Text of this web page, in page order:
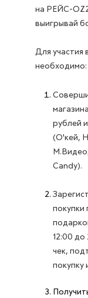
на РЕЙС-
выигрывай
Для участия
необходимо:
рублей
(О'кей,
Candy).
покупки
12:00 до
чек,
покупку